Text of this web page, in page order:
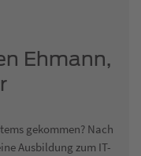
Ehmann,
gekommen? Nach
Ausbildung zum IT-